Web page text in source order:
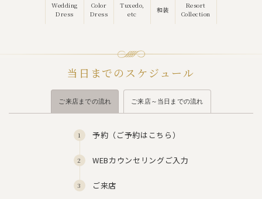
Wedding
Dress
Color
Dress
Tuxedo,
etc
和装
Resort
Collection
当日までのスケジュール
ご来店までの流れ ご来店～当日までの流れ
予約（ご予約はこちら）
WEBカウンセリングご入力
ご来店